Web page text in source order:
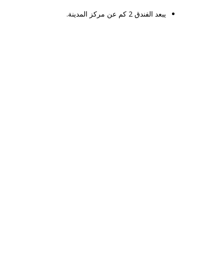
يبعد الفندق 2 كم عن مركز المدينة.